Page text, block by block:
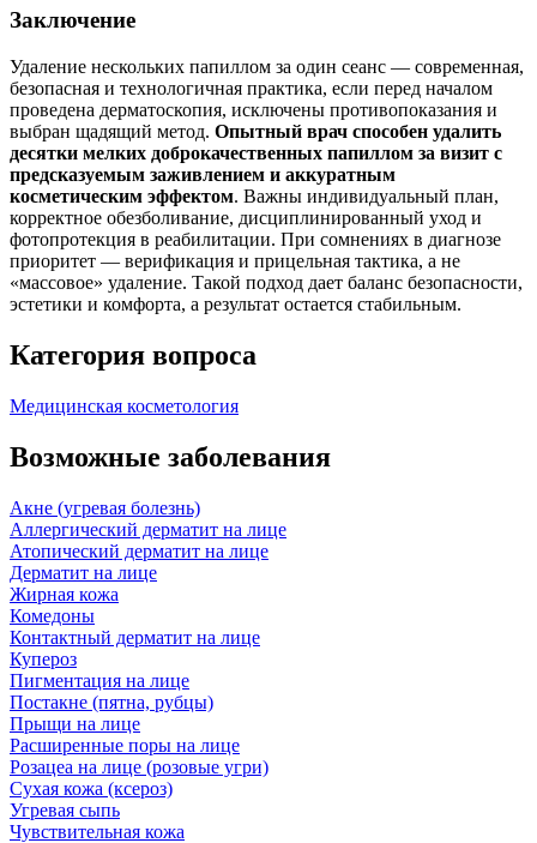
Заключение
Удаление нескольких папиллом за один сеанс — современная,
безопасная и технологичная практика, если перед началом
проведена дерматоскопия, исключены противопоказания и
выбран щадящий метод. Опытный врач способен удалить
десятки мелких доброкачественных папиллом за визит с
предсказуемым заживлением и аккуратным
косметическим эффектом. Важны индивидуальный план,
корректное обезболивание, дисциплинированный уход и
фотопротекция в реабилитации. При сомнениях в диагнозе
приоритет — верификация и прицельная тактика, а не
«массовое» удаление. Такой подход дает баланс безопасности,
эстетики и комфорта, а результат остается стабильным.
Категория вопроса
Медицинская косметология
Возможные заболевания
Акне (угревая болезнь)
Аллергический дерматит на лице
Атопический дерматит на лице
Дерматит на лице
Жирная кожа
Комедоны
Контактный дерматит на лице
Купероз
Пигментация на лице
Постакне (пятна, рубцы)
Прыщи на лице
Расширенные поры на лице
Розацеа на лице (розовые угри)
Сухая кожа (ксероз)
Угревая сыпь
Чувствительная кожа